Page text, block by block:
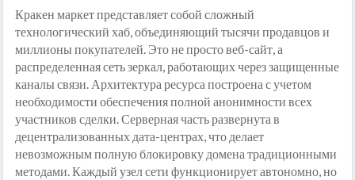
Кракен маркет представляет собой сложный
технологический хаб, объединяющий тысячи продавцов и
миллионы покупателей. Это не просто веб-сайт, а
распределенная сеть зеркал, работающих через защищенные
каналы связи. Архитектура ресурса построена с учетом
необходимости обеспечения полной анонимности всех
участников сделки. Серверная часть развернута в
децентрализованных дата-центрах, что делает
невозможным полную блокировку домена традиционными
методами. Каждый узел сети функционирует автономно, но